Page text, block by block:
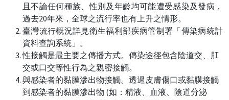
且不論任何種族、性別及年齡均可能遭受感染及發病，
過去20年來，全球之流行率也有上升之情形。
臺灣流行概況詳見衛生福利部疾病管制署「傳染病統計
資料查詢系統」。
性接觸是最主要之傳播方式。傳染途徑包含陰道交、肛
交或口交等性行為之親密接觸。
與感染者的黏膜滲出物接觸。透過皮膚傷口或黏膜接觸
到感染者的黏膜滲出物 (如：精液、血液、陰道分泌